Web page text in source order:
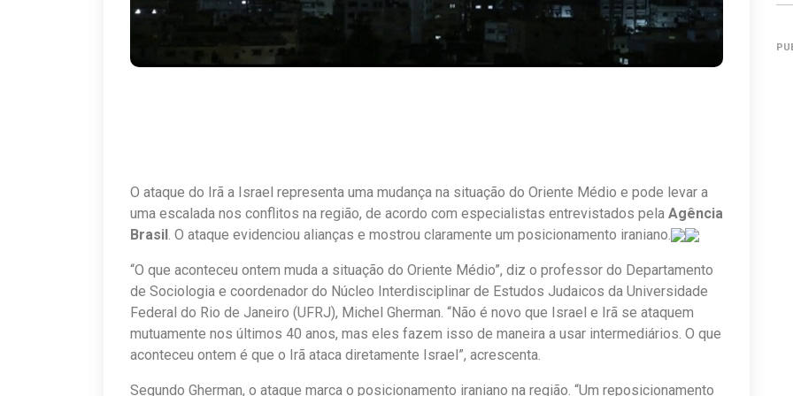
O ataque do Irã a Israel representa uma mudança na situação do Oriente Médio e pode levar a
uma escalada nos conflitos na região, de acordo com especialistas entrevistados pela Agência
Brasil . O ataque evidenciou alianças e mostrou claramente um posicionamento iraniano.
“O que aconteceu ontem muda a situação do Oriente Médio”, diz o professor do Departamento
de Sociologia e coordenador do Núcleo Interdisciplinar de Estudos Judaicos da Universidade
Federal do Rio de Janeiro (UFRJ), Michel Gherman. “Não é novo que Israel e Irã se ataquem
mutuamente nos últimos 40 anos, mas eles fazem isso de maneira a usar intermediários. O que
aconteceu ontem é que o Irã ataca diretamente Israel”, acrescenta.
Segundo Gherman, o ataque marca o posicionamento iraniano na região. “Um reposicionamento